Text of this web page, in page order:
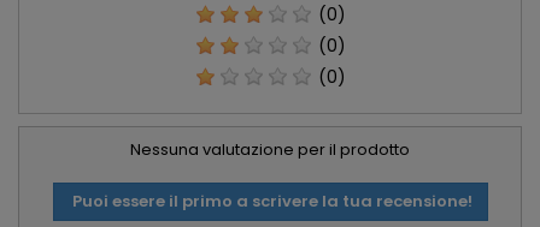
(0)
(0)
(0)
Nessuna valutazione per il prodotto
Puoi essere il primo a scrivere la tua recensione!